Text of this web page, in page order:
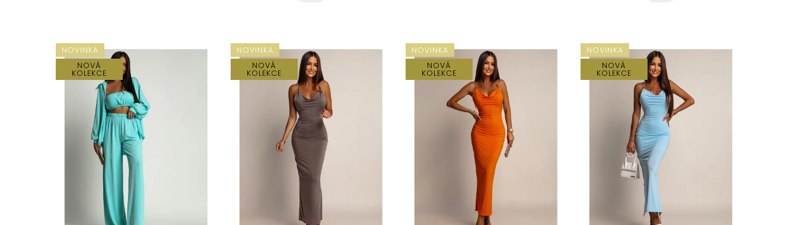
NOVINKA
NOVÁ
KOLEKCE
NOVINKA
NOVÁ
KOLEKCE
NOVINKA
NOVÁ
KOLEKCE
NOVINKA
NOVÁ
KOLEKCE